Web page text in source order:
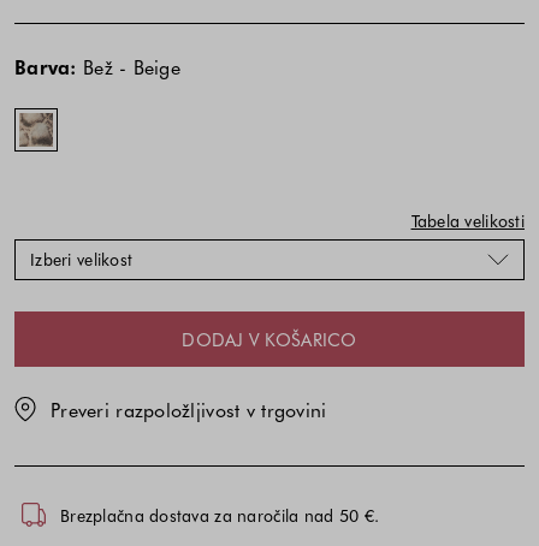
Barva: Bež - Beige
velikosti
-
Tabela velikosti
velikosti
Izberi velikost
DODAJ V KOŠARICO
Preveri razpoložljivost v trgovini
Brezplačna dostava za naročila nad 50 €.